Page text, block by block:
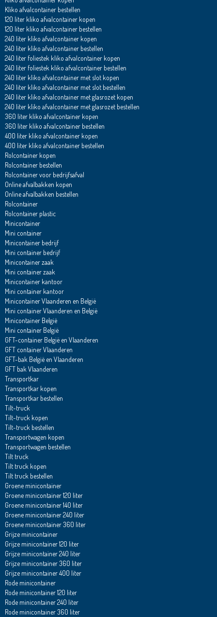
Kliko afvalcontainer bestellen
120 liter kliko afvalcontainer kopen
120 liter kliko afvalcontainer bestellen
240 liter kliko afvalcontainer kopen
240 liter kliko afvalcontainer bestellen
240 liter foliestek kliko afvalcontainer kopen
240 liter foliestek kliko afvalcontainer bestellen
240 liter kliko afvalcontainer met slot kopen
240 liter kliko afvalcontainer met slot bestellen
240 liter kliko afvalcontainer met glasrozet kopen
240 liter kliko afvalcontainer met glasrozet bestellen
360 liter kliko afvalcontainer kopen
360 liter kliko afvalcontainer bestellen
400 liter kliko afvalcontainer kopen
400 liter kliko afvalcontainer bestellen
Rolcontainer kopen
Rolcontainer bestellen
Rolcontainer voor bedrijfsafval
Online afvalbakken kopen
Online afvalbakken bestellen
Rolcontainer
Rolcontainer plastic
Minicontainer
Mini container
Minicontainer bedrijf
Mini container bedrijf
Minicontainer zaak
Mini container zaak
Minicontainer kantoor
Mini container kantoor
Minicontainer Vlaanderen en België
Mini container Vlaanderen en België
Minicontainer België
Mini container België
GFT-container België en Vlaanderen
GFT container Vlaanderen
GFT-bak België en Vlaanderen
GFT bak Vlaanderen
Transportkar
Transportkar kopen
Transportkar bestellen
Tilt-truck
Tilt-truck kopen
Tilt-truck bestellen
Transportwagen kopen
Transportwagen bestellen
Tilt truck
Tilt truck kopen
Tilt truck bestellen
Groene minicontainer
Groene minicontainer 120 liter
Groene minicontainer 140 liter
Groene minicontainer 240 liter
Groene minicontainer 360 liter
Grijze minicontainer
Grijze minicontainer 120 liter
Grijze minicontainer 240 liter
Grijze minicontainer 360 liter
Grijze minicontainer 400 liter
Rode minicontainer
Rode minicontainer 120 liter
Rode minicontainer 240 liter
Rode minicontainer 360 liter